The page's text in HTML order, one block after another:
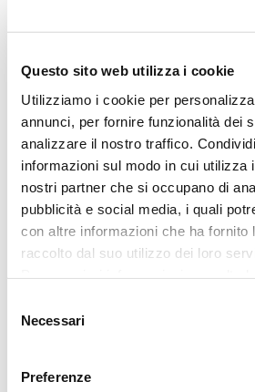
Questo sito web utilizza i cookie
Utilizziamo i cookie per
annunci, per fornire funzionalità dei
analizzare il nostro traffico.
informazioni sul modo in cui utilizza
nostri partner che si occupano di
pubblicità e social media, i quali
con altre informazioni che ha fornito
raccolto dal suo utilizzo dei loro
delNecessari
Preferenze
Categorie
Auxilia Finance Blog
Auxilia Finance News
Mutui
Prestiti
Tag
2023